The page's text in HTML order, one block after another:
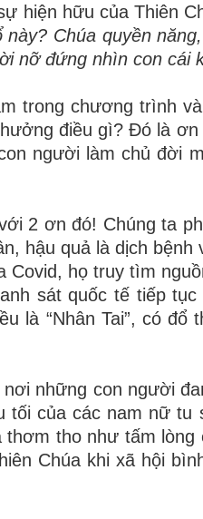
hiện hữu của Thiên
này? Chúa quyền
nỡ đứng nhìn con cái
trong chương trình
điều gì? Đó là ơn
người làm chủ đời
2 ơn đó! Chúng ta
hậu quả là dịch
Covid, họ truy tìm
sát quốc tế tiếp
là “Nhân Tai”, có
những con người
tối của các nam nữ
tho như tấm
Chúa khi xã hội